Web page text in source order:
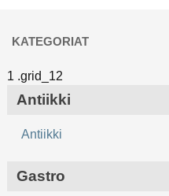
KATEGORIAT
Antiikki
Antiikki
Gastro